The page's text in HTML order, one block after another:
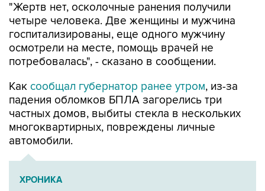
"Жертв нет, осколочные ранения получили
четыре человека. Две женщины и мужчина
госпитализированы, еще одного мужчину
осмотрели на месте, помощь врачей не
потребовалась", - сказано в сообщении.
Как сообщал губернатор ранее утром, из-за
падения обломков БПЛА загорелись три
частных домов, выбиты стекла в нескольких
многоквартирных, повреждены личные
автомобили.
ХРОНИКА